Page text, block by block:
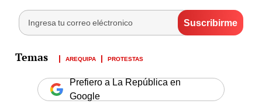
AREQUIPA PROTESTAS
Prefiero a La República en
Google